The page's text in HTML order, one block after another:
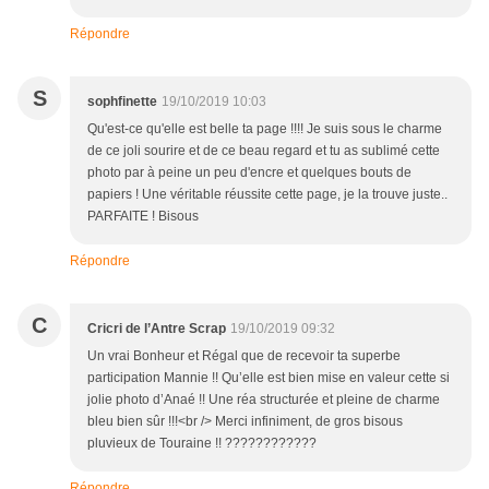
Répondre
S sophfinette 19/10/2019 10:03
Qu'est-ce qu'elle est belle ta page !!!! Je suis sous le charme
de ce joli sourire et de ce beau regard et tu as sublimé cette
photo par à peine un peu d'encre et quelques bouts de
papiers ! Une véritable réussite cette page, je la trouve juste..
PARFAITE ! Bisous
Répondre
C Cricri de l’Antre Scrap 19/10/2019 09:32
Un vrai Bonheur et Régal que de recevoir ta superbe
participation Mannie !! Qu’elle est bien mise en valeur cette si
jolie photo d’Anaé !! Une réa structurée et pleine de charme
bleu bien sûr !!!<br /> Merci infiniment, de gros bisous
pluvieux de Touraine !! ????????????